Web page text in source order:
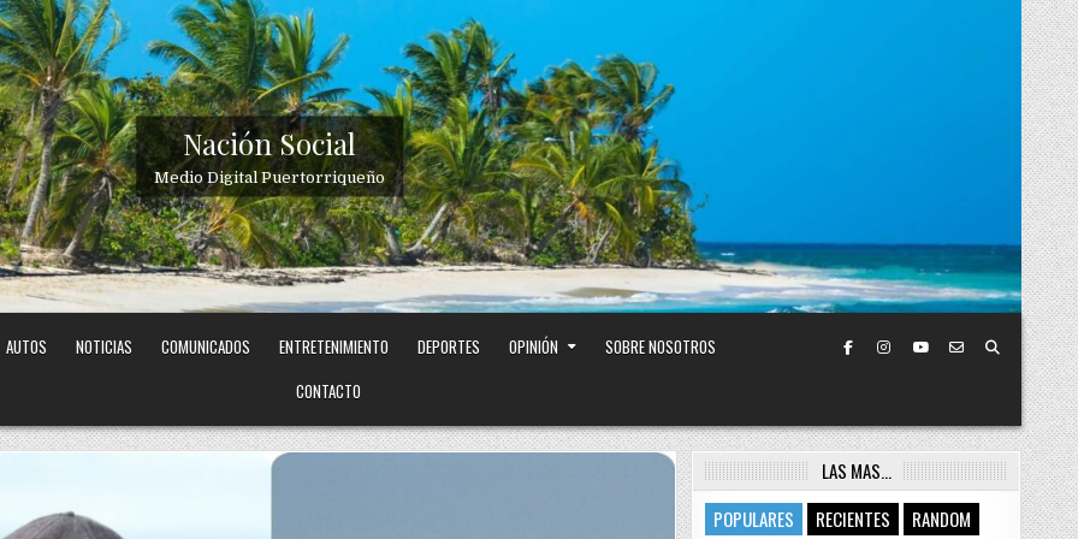
Nación Social
Medio Digital Puertorriqueño
AUTOS NOTICIAS COMUNICADOS ENTRETENIMIENTO DEPORTES OPINIÓN
SOBRE NOSOTROS
CONTACTO
LAS MAS…
POPULARES
RECIENTES RANDOM